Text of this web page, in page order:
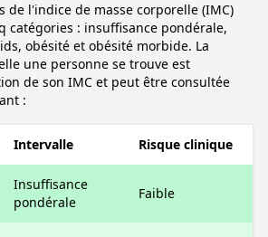
de l'indice de masse corporelle (IMC)
catégories : insuffisance pondérale,
obésité et obésité morbide. La
une personne se trouve est
de son IMC et peut être consultée
:
Intervalle Risque clinique
Insuffisance
pondérale
Faible